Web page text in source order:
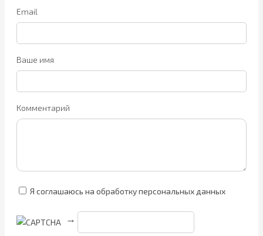
Email
Ваше имя
Комментарий
Я соглашаюсь на обработку персональных данных
→